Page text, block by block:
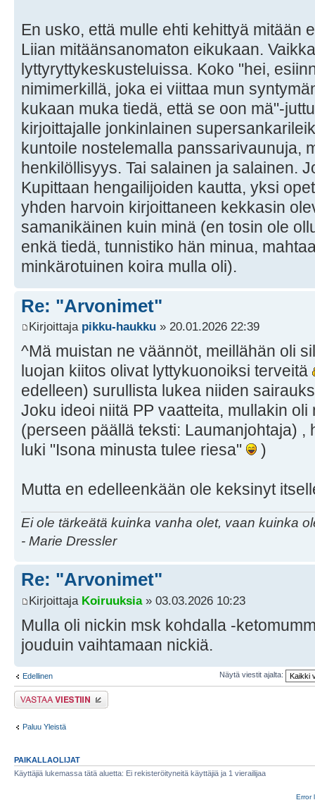
En usko, että mulle ehti kehittyä mitään
Liian mitäänsanomaton eikukaan.
lyttyryttykeskusteluissa. Koko "hei,
nimimerkillä, joka ei viittaa mun
kukaan muka tiedä, että se oon mä"-
kirjoittajalle jonkinlainen
kuntoile nostelemalla panssarivaunuja,
henkilöllisyys. Tai salainen ja salainen.
Kupittaan hengailijoiden kautta, yksi
yhden harvoin kirjoittaneen kekkasin
samanikäinen kuin minä (en tosin ole
enkä tiedä, tunnistiko hän minua,
minkärotuinen koira mulla oli).
Re: "Arvonimet"
Kirjoittaja pikku-haukku » 20.01.2026 22:39
^Mä muistan ne väännöt, meillähän oli
luojan kiitos olivat lyttykuonoiksi terveitä
edelleen) surullista lukea niiden
Joku ideoi niitä PP vaatteita, mullakin oli
(perseen päällä teksti: Laumanjohtaja) ,
luki "Isona minusta tulee riesa"
)
Mutta en edelleenkään ole keksinyt
Ei ole tärkeätä kuinka vanha olet, vaan kuinka
- Marie Dressler
Re: "Arvonimet"
Kirjoittaja Koiruuksia» 03.03.2026 10:23
Mulla oli nickin msk kohdalla -
jouduin vaihtamaan nickiä.
Edellinen Näytä viestit ajalta:
Lähetä vastaus
Paluu Yleistä
PAIKALLAOLIJAT
Käyttäjiä lukemassa tätä aluetta: Ei rekisteröityneitä käyttäjiä ja 1 vierailijaa
Error